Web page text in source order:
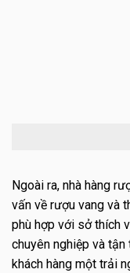
Ngoài ra, nhà hàng
vấn về rượu vang và
phù hợp với sở thích
chuyên nghiệp và tận
khách hàng một trải